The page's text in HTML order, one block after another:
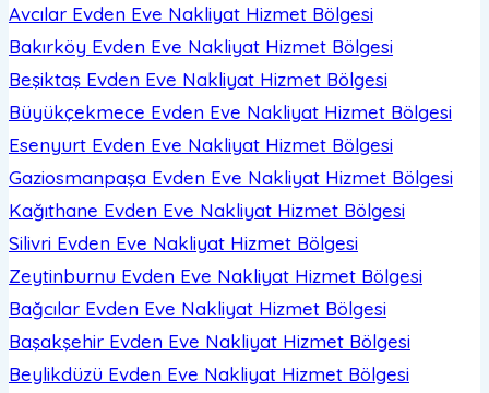
Avcılar Evden Eve Nakliyat Hizmet Bölgesi
Bakırköy Evden Eve Nakliyat Hizmet Bölgesi
Beşiktaş Evden Eve Nakliyat Hizmet Bölgesi
Büyükçekmece Evden Eve Nakliyat Hizmet Bölgesi
Esenyurt Evden Eve Nakliyat Hizmet Bölgesi
Gaziosmanpaşa Evden Eve Nakliyat Hizmet Bölgesi
Kağıthane Evden Eve Nakliyat Hizmet Bölgesi
Silivri Evden Eve Nakliyat Hizmet Bölgesi
Zeytinburnu Evden Eve Nakliyat Hizmet Bölgesi
Bağcılar Evden Eve Nakliyat Hizmet Bölgesi
Başakşehir Evden Eve Nakliyat Hizmet Bölgesi
Beylikdüzü Evden Eve Nakliyat Hizmet Bölgesi